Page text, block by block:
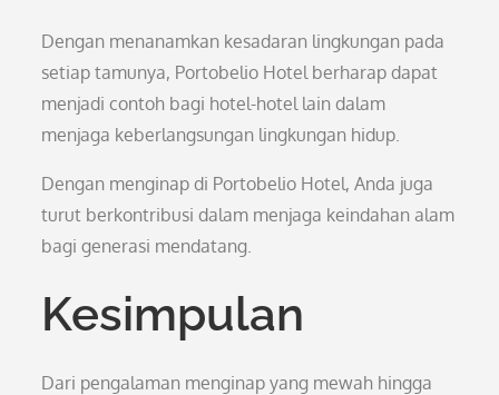
Dengan menanamkan kesadaran lingkungan pada
setiap tamunya, Portobelio Hotel berharap dapat
menjadi contoh bagi hotel-hotel lain dalam
menjaga keberlangsungan lingkungan hidup.
Dengan menginap di Portobelio Hotel, Anda juga
turut berkontribusi dalam menjaga keindahan alam
bagi generasi mendatang.
Kesimpulan
Dari pengalaman menginap yang mewah hingga